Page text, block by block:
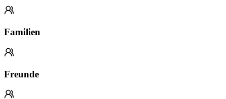
Familien
Freunde